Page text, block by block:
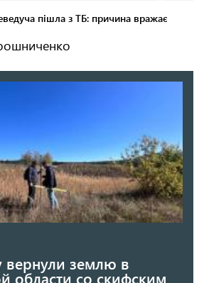
вернули землю в
области со скифским